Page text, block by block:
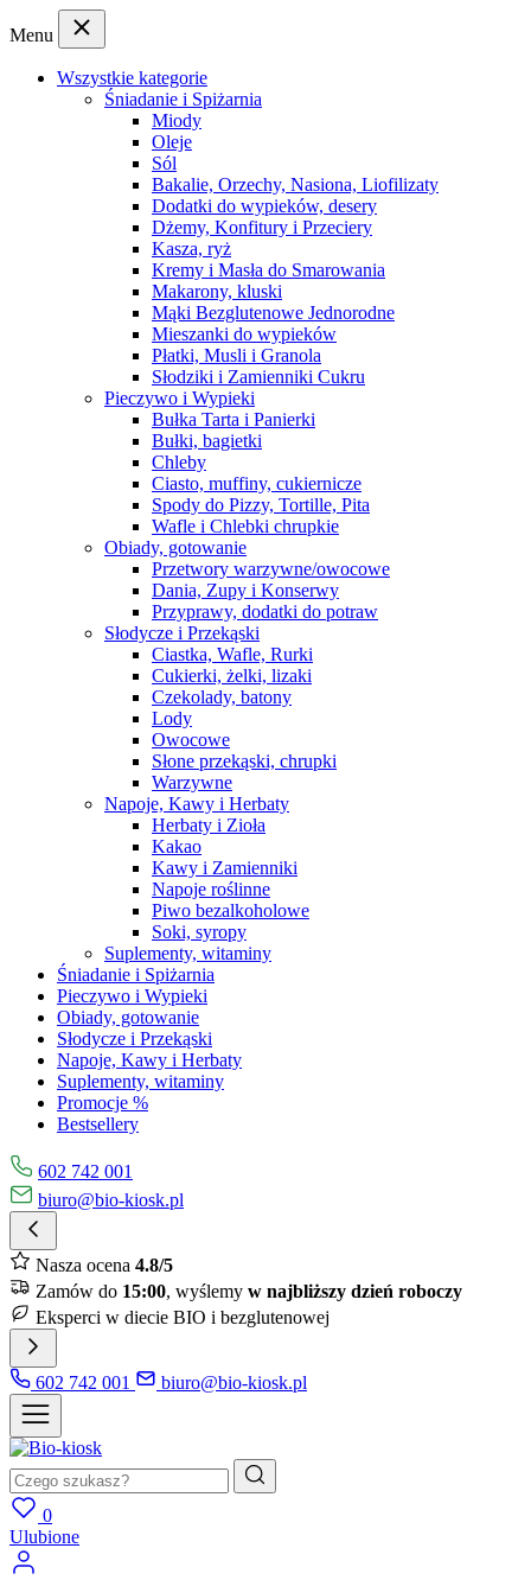
Menu
Wszystkie kategorie
Śniadanie i Spiżarnia
Miody
Oleje
Sól
Bakalie, Orzechy, Nasiona, Liofilizaty
Dodatki do wypieków, desery
Dżemy, Konfitury i Przeciery
Kasza, ryż
Kremy i Masła do Smarowania
Makarony, kluski
Mąki Bezglutenowe Jednorodne
Mieszanki do wypieków
Płatki, Musli i Granola
Słodziki i Zamienniki Cukru
Pieczywo i Wypieki
Bułka Tarta i Panierki
Bułki, bagietki
Chleby
Ciasto, muffiny, cukiernicze
Spody do Pizzy, Tortille, Pita
Wafle i Chlebki chrupkie
Obiady, gotowanie
Przetwory warzywne/owocowe
Dania, Zupy i Konserwy
Przyprawy, dodatki do potraw
Słodycze i Przekąski
Ciastka, Wafle, Rurki
Cukierki, żelki, lizaki
Czekolady, batony
Lody
Owocowe
Słone przekąski, chrupki
Warzywne
Napoje, Kawy i Herbaty
Herbaty i Zioła
Kakao
Kawy i Zamienniki
Napoje roślinne
Piwo bezalkoholowe
Soki, syropy
Suplementy, witaminy
Śniadanie i Spiżarnia
Pieczywo i Wypieki
Obiady, gotowanie
Słodycze i Przekąski
Napoje, Kawy i Herbaty
Suplementy, witaminy
Promocje %
Bestsellery
602 742 001
biuro@bio-kiosk.pl
Nasza ocena 4.8/5
Zamów do 15:00, wyślemy w najbliższy dzień roboczy
Eksperci w diecie BIO i bezglutenowej
602 742 001 biuro@bio-kiosk.pl
0
Ulubione